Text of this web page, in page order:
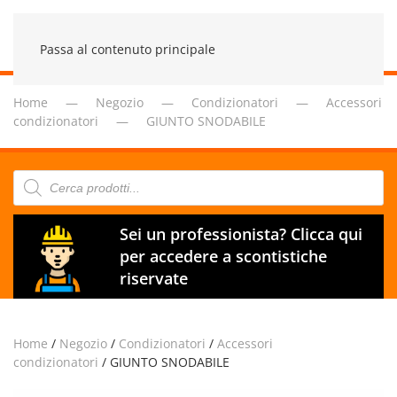
Passa al contenuto principale
Home Negozio Condizionatori
Accessori
condizionatori
GIUNTO SNODABILE
Products
search
Sei un professionista? Clicca qui
per accedere a scontistiche
riservate
Home / Negozio / Condizionatori / Accessori
condizionatori / GIUNTO SNODABILE